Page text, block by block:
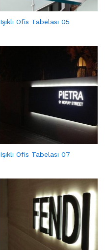
Işıklı Ofis Tabelası 05
Işıklı Ofis Tabelası 07